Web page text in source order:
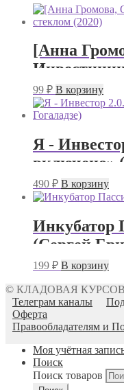
[Анна
99 ₽ В корзину
Я -
включено»
490 ₽ В корзину
Инкубатор
(Сергей
199 ₽ В корзину
© КЛАДОВАЯ КУРСОВ
Телеграм каналы
Оферта
Правообладателям и
Моя учётная
Поиск
Поиск товаров